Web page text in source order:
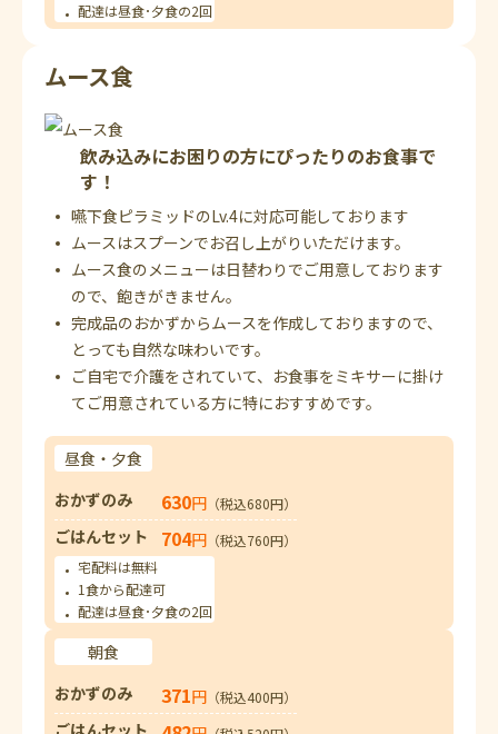
配達は昼食･夕食の2回
ムース食
飲み込みにお困りの方にぴったりのお食事で
す！
嚥下食ピラミッドのLv.4に対応可能しております
ムースはスプーンでお召し上がりいただけます。
ムース食のメニューは日替わりでご用意しております
ので、飽きがきません。
完成品のおかずからムースを作成しておりますので、
とっても自然な味わいです。
ご自宅で介護をされていて、お食事をミキサーに掛け
てご用意されている方に特におすすめです。
昼食・夕食
おかずのみ
630円 （税込680円）
ごはんセット 704円 （税込760円）
宅配料は無料
1食から配達可
配達は昼食･夕食の2回
朝食
おかずのみ
371円 （税込400円）